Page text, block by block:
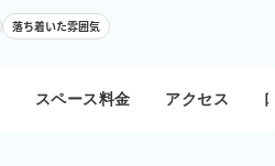
落ち着いた雰囲気
スペース料金 アクセス